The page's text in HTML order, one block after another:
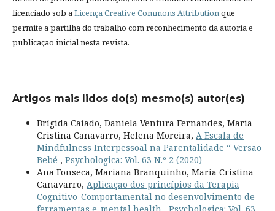
licenciado sob aLicença Creative Commons Attributionque
permite a partilha do trabalho com reconhecimento da autoria e
publicação inicial nesta revista.
Artigos mais lidos do(s) mesmo(s) autor(es)
Brígida Caiado, Daniela Ventura Fernandes, Maria
Cristina Canavarro, Helena Moreira, A Escala de
Mindfulness Interpessoal na Parentalidade “ Versão
Bebé , Psychologica: Vol. 63 N.º 2 (2020)
Ana Fonseca, Mariana Branquinho, Maria Cristina
Canavarro, Aplicação dos princípios da Terapia
Cognitivo-Comportamental no desenvolvimento de